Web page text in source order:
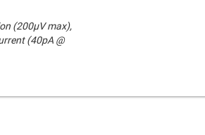
(200µV max),
(40pA @